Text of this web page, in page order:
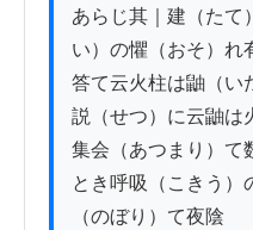
あらじ其｜建（たて
い）の懼（おそ）れ
答て云火柱は鼬（い
説（せつ）に云鼬は
集会（あつまり）て
とき呼吸（こきう）
（のぼり）て夜陰